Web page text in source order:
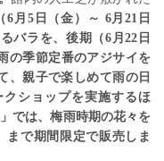
6 月 5日（金）～ 6月21 日
バラを、後期（6月22 日
の季節定番のアジサイを
、親子で楽しめて雨の日
ショップを実施するほ
」では、梅雨時期の花々を
まで期間限定で販売しま